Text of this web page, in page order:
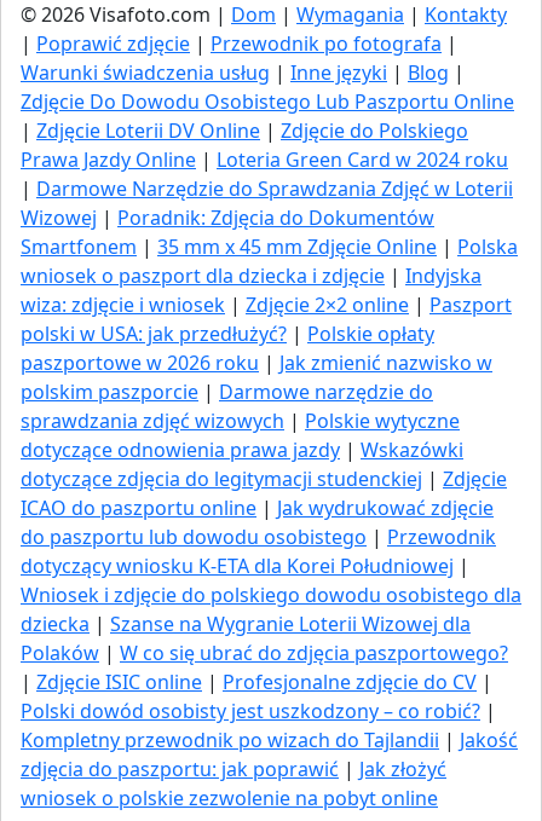
© 2026 Visafoto.com | Dom | Wymagania | Kontakty
| Poprawić zdjęcie | Przewodnik po fotografa |
Warunki świadczenia usług | Inne języki | Blog |
Zdjęcie Do Dowodu Osobistego Lub Paszportu Online
| Zdjęcie Loterii DV Online | Zdjęcie do Polskiego
Prawa Jazdy Online | Loteria Green Card w 2024 roku
| Darmowe Narzędzie do Sprawdzania Zdjęć w Loterii
Wizowej | Poradnik: Zdjęcia do Dokumentów
Smartfonem | 35 mm x 45 mm Zdjęcie Online | Polska
wniosek o paszport dla dziecka i zdjęcie | Indyjska
wiza: zdjęcie i wniosek | Zdjęcie 2×2 online | Paszport
polski w USA: jak przedłużyć​? | Polskie opłaty
paszportowe w 2026 roku | Jak zmienić nazwisko w
polskim paszporcie | Darmowe narzędzie do
sprawdzania zdjęć wizowych | Polskie wytyczne
dotyczące odnowienia prawa jazdy | Wskazówki
dotyczące zdjęcia do legitymacji studenckiej | Zdjęcie
ICAO do paszportu online | Jak wydrukować zdjęcie
do paszportu lub dowodu osobistego | Przewodnik
dotyczący wniosku K-ETA dla Korei Południowej |
Wniosek i zdjęcie do polskiego dowodu osobistego dla
dziecka | Szanse na Wygranie Loterii Wizowej dla
Polaków | W co się ubrać do zdjęcia paszportowego?
| Zdjęcie ISIC online | Profesjonalne zdjęcie do CV |
Polski dowód osobisty jest uszkodzony – co robić? |
Kompletny przewodnik po wizach do Tajlandii | Jakość
zdjęcia do paszportu: jak poprawić | Jak złożyć
wniosek o polskie zezwolenie na pobyt online